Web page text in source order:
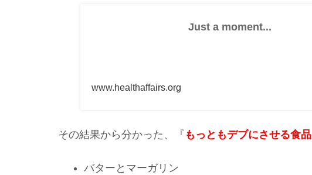
Just a moment...
www.healthaffairs.org
その結果から分かった、『 もっともデブにさせる食品
バターとマーガリン